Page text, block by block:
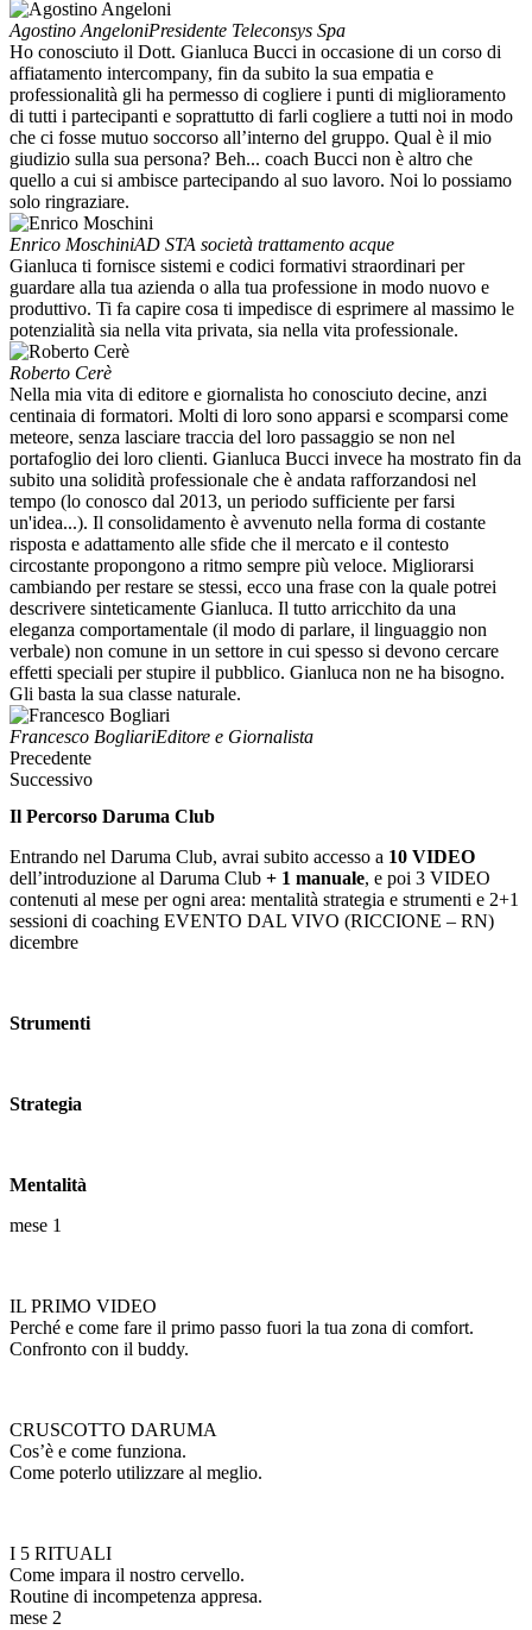
Agostino AngeloniPresidente Teleconsys Spa
Ho conosciuto il Dott. Gianluca Bucci in occasione di un corso di
affiatamento intercompany, fin da subito la sua empatia e
professionalità gli ha permesso di cogliere i punti di miglioramento
di tutti i partecipanti e soprattutto di farli cogliere a tutti noi in modo
che ci fosse mutuo soccorso all’interno del gruppo. Qual è il mio
giudizio sulla sua persona? Beh... coach Bucci non è altro che
quello a cui si ambisce partecipando al suo lavoro. Noi lo possiamo
solo ringraziare.
Enrico MoschiniAD STA società trattamento acque
Gianluca ti fornisce sistemi e codici formativi straordinari per
guardare alla tua azienda o alla tua professione in modo nuovo e
produttivo. Ti fa capire cosa ti impedisce di esprimere al massimo le
potenzialità sia nella vita privata, sia nella vita professionale.
Roberto Cerè
Nella mia vita di editore e giornalista ho conosciuto decine, anzi
centinaia di formatori. Molti di loro sono apparsi e scomparsi come
meteore, senza lasciare traccia del loro passaggio se non nel
portafoglio dei loro clienti. Gianluca Bucci invece ha mostrato fin da
subito una solidità professionale che è andata rafforzandosi nel
tempo (lo conosco dal 2013, un periodo sufficiente per farsi
un'idea...). Il consolidamento è avvenuto nella forma di costante
risposta e adattamento alle sfide che il mercato e il contesto
circostante propongono a ritmo sempre più veloce. Migliorarsi
cambiando per restare se stessi, ecco una frase con la quale potrei
descrivere sinteticamente Gianluca. Il tutto arricchito da una
eleganza comportamentale (il modo di parlare, il linguaggio non
verbale) non comune in un settore in cui spesso si devono cercare
effetti speciali per stupire il pubblico. Gianluca non ne ha bisogno.
Gli basta la sua classe naturale.
Francesco BogliariEditore e Giornalista
Precedente
Successivo
Il Percorso Daruma Club
Entrando nel Daruma Club, avrai subito accesso a 10 VIDEO
dell’introduzione al Daruma Club + 1 manuale, e poi 3 VIDEO
contenuti al mese per ogni area: mentalità strategia e strumenti e 2+1
sessioni di coaching EVENTO DAL VIVO (RICCIONE – RN)
dicembre
Strumenti
Strategia
Mentalità
mese 1
IL PRIMO VIDEO
Perché e come fare il primo passo fuori la tua zona di comfort.
Confronto con il buddy.
CRUSCOTTO DARUMA
Cos’è e come funziona.
Come poterlo utilizzare al meglio.
I 5 RITUALI
Come impara il nostro cervello.
Routine di incompetenza appresa.
mese 2